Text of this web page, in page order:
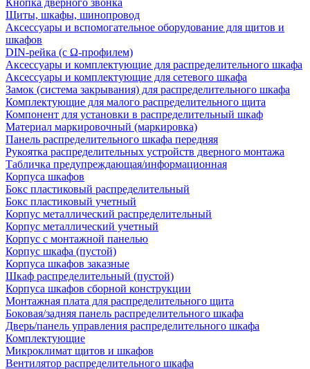
Кнопка дверного звонка
Щиты, шкафы, шинопровод
Аксессуары и вспомогательное оборудование для щитов и
шкафов
DIN-рейка (с Ω-профилем)
Аксессуары и комплектующие для распределительного шкафа
Аксессуары и комплектующие для сетевого шкафа
Замок (система закрывания) для распределительного шкафа
Комплектующие для малого распределительного щита
Компонент для установки в распределительный шкаф
Материал маркировочный (маркировка)
Панель распределительного шкафа передняя
Рукоятка распределительных устройств дверного монтажа
Табличка предупреждающая/информационная
Корпуса шкафов
Бокс пластиковый распределительный
Бокс пластиковый учетный
Корпус металлический распределительный
Корпус металлический учетный
Корпус с монтажной панелью
Корпус шкафа (пустой)
Корпуса шкафов заказные
Шкаф распределительный (пустой)
Корпуса шкафов сборной конструкции
Монтажная плата для распределительного щита
Боковая/задняя панель распределительного шкафа
Дверь/панель управления распределительного шкафа
Комплектующие
Микроклимат щитов и шкафов
Вентилятор распределительного шкафа